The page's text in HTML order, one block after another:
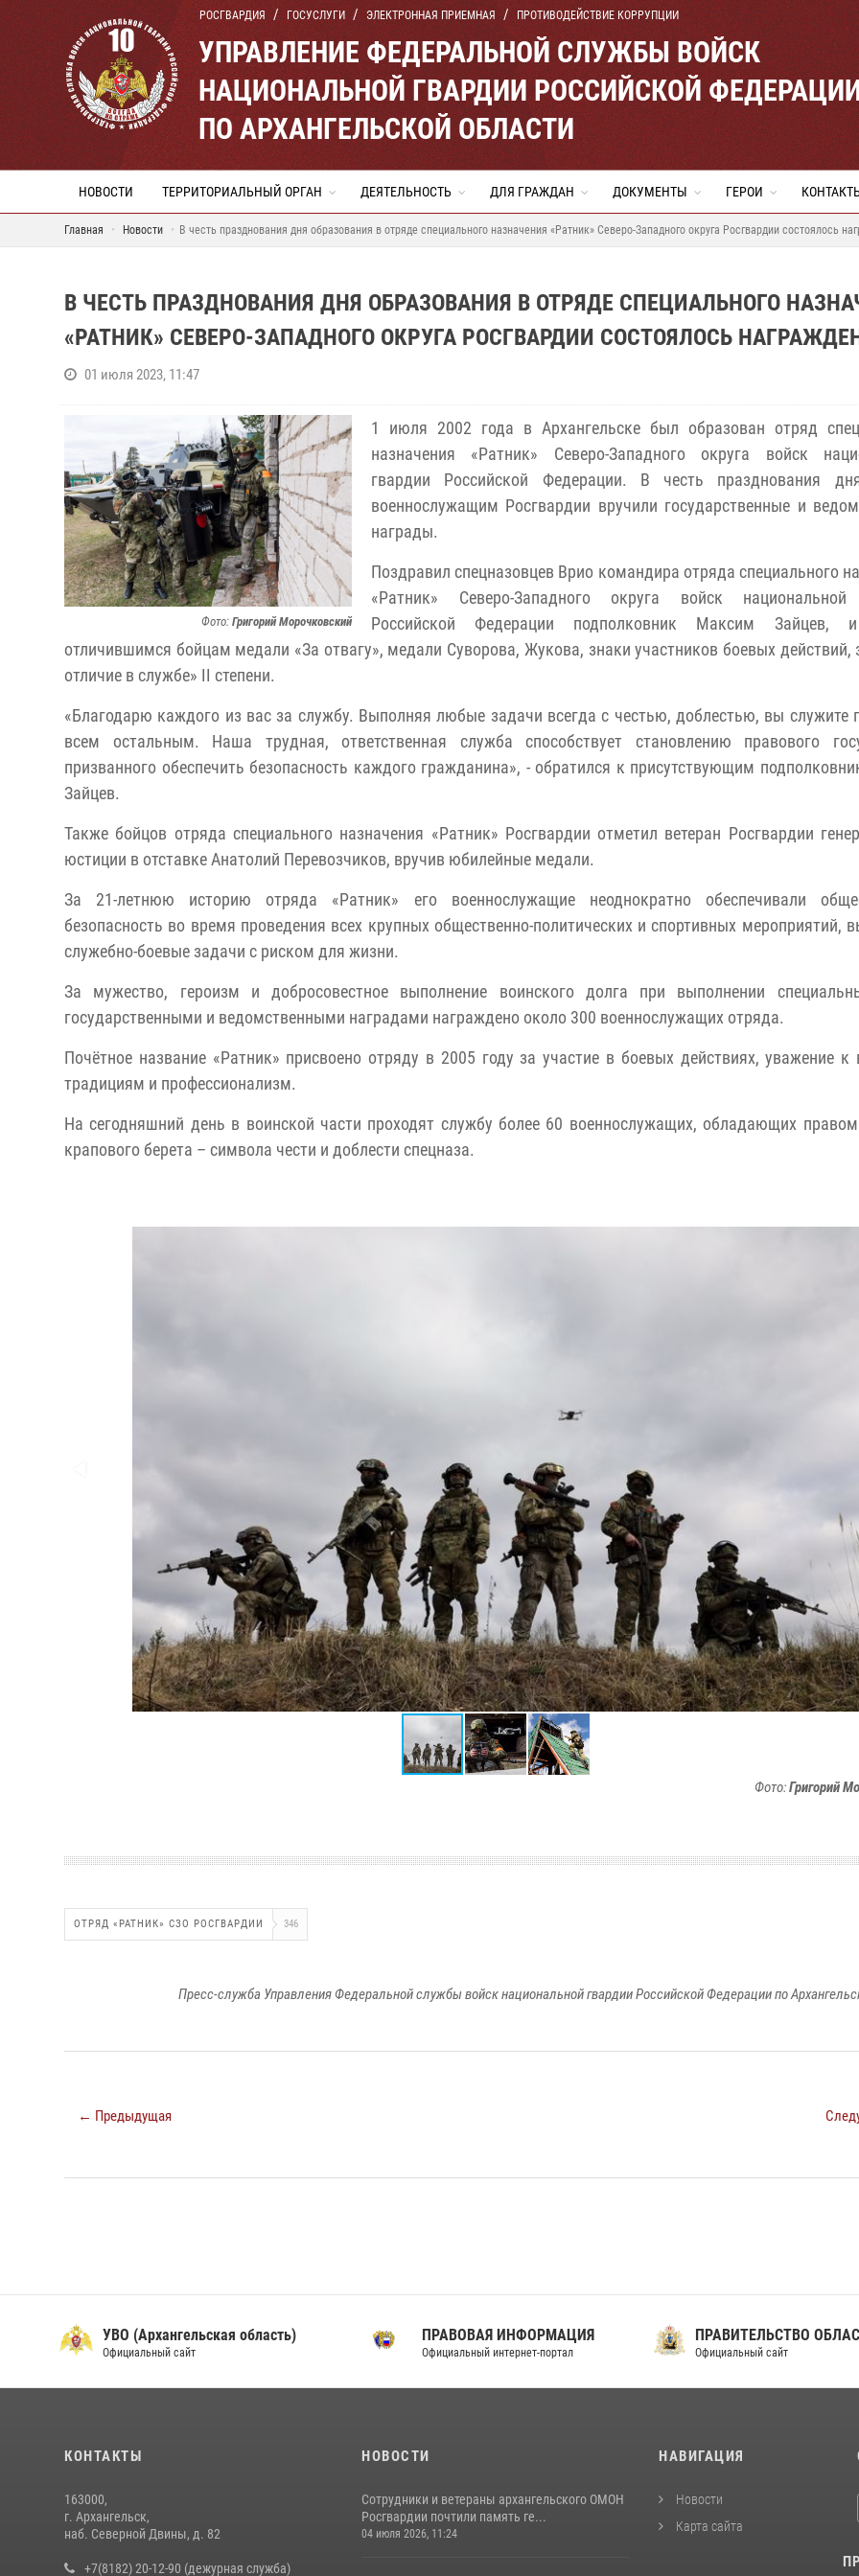
РОСГВАРДИЯ ГОСУСЛУГИ ЭЛЕКТРОННАЯ ПРИЕМНАЯ ПРОТИВОДЕЙСТВИЕ КОРРУПЦИИ
УПРАВЛЕНИЕ ФЕДЕРАЛЬНОЙ СЛУЖБЫ ВОЙСК
НАЦИОНАЛЬНОЙ ГВАРДИИ РОССИЙСКОЙ
ПО АРХАНГЕЛЬСКОЙ ОБЛАСТИ
НОВОСТИ ТЕРРИТОРИАЛЬНЫЙ ОРГАН ДЕЯТЕЛЬНОСТЬ ДЛЯ ГРАЖДАН ДОКУМЕНТЫ ГЕРОИ
Главная Новости В честь празднования дня образования в отряде специального назначения «Ратник» Северо-Западного округа Росгвардии состоялось
В ЧЕСТЬ ПРАЗДНОВАНИЯ ДНЯ ОБРАЗОВАНИЯ В ОТРЯДЕ СПЕЦИАЛЬНОГО
«РАТНИК» СЕВЕРО-ЗАПАДНОГО ОКРУГА РОСГВАРДИИ СОСТОЯЛОСЬ
01 июля 2023, 11:47
Фото: Григорий Морочковский
1 июля 2002 года в Архангельске был образован отряд
назначения «Ратник» Северо-Западного округа войск
гвардии Российской Федерации. В честь празднования
военнослужащим Росгвардии вручили государственные и
награды.
Поздравил спецназовцев Врио командира отряда специального
«Ратник» Северо-Западного округа войск национальной
Российской Федерации подполковник Максим Зайцев,
отличившимся бойцам медали «За отвагу», медали Суворова, Жукова, знаки участников боевых действий,
отличие в службе» II степени.
«Благодарю каждого из вас за службу. Выполняя любые задачи всегда с честью, доблестью, вы служите
всем остальным. Наша трудная, ответственная служба способствует становлению правового
призванного обеспечить безопасность каждого гражданина», - обратился к присутствующим
Зайцев.
Также бойцов отряда специального назначения «Ратник» Росгвардии отметил ветеран Росгвардии
юстиции в отставке Анатолий Перевозчиков, вручив юбилейные медали.
За 21-летнюю историю отряда «Ратник» его военнослужащие неоднократно обеспечивали
безопасность во время проведения всех крупных общественно-политических и спортивных мероприятий,
служебно-боевые задачи с риском для жизни.
За мужество, героизм и добросовестное выполнение воинского долга при выполнении
государственными и ведомственными наградами награждено около 300 военнослужащих отряда.
Почётное название «Ратник» присвоено отряду в 2005 году за участие в боевых действиях, уважение к
традициям и профессионализм.
На сегодняшний день в воинской части проходят службу более 60 военнослужащих, обладающих
крапового берета – символа чести и доблести спецназа.
Фото:Григорий
ОТРЯД «РАТНИК» СЗО РОСГВАРДИИ 346
Пресс-служба Управления Федеральной службы войск национальной гвардии Российской Федерации по
← Предыдущая
УВО (Архангельская область)
Официальный сайт
ПРАВОВАЯ ИНФОРМАЦИЯ
Официальный интернет-портал
ПРАВИТЕЛЬСТВО
Официальный сайт
КОНТАКТЫ
163000,
г. Архангельск,
наб. Северной Двины, д. 82
+7(8182) 20-12-90 (дежурная служба)
НОВОСТИ
Сотрудники и ветераны архангельского ОМОН
Росгвардии почтили память ге...
04 июля 2026, 11:24
НАВИГАЦИЯ
Новости
Карта сайта